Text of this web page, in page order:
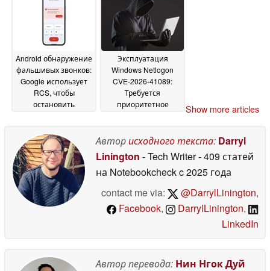
Android обнаружение
фальшивых звонков:
Google использует
RCS, чтобы
остановить
интеллектом03 June
2026
Эксплуатация
Windows Netlogon
CVE-2026-41089:
Требуется
приоритетное
Show more articles
Авторисходного текста: Darryl
Linington - Tech Writer- 409 статей
на Notebookcheckc 2025 года
contact me via:
@DarrylLinington,
Facebook, DarrylLinington,
LinkedIn
Автор перевода: Нин Нгок Дуй